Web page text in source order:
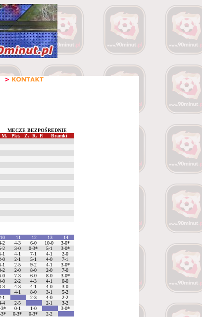
MECZE BEZPOŚREDNIE
M. Pkt. Z. R. P.
Bramki
10 11 12 13
14
2 4-3 6-0 10-0
3-0*
2 3-0 0-3* 5-1
3-0*
1 4-1 7-1 4-1
2-0
0 2-1 5-1 4-0
7-1
1 2-5 9-2 4-1
3-0*
2 2-0 8-0 2-0
7-0
0 7-3 6-0 8-0
3-0*
0 2-2 4-3 4-1
0-0
3 4-3 4-1 4-0
3-0
4-1 8-0 3-1
5-2
1 2-3 4-0
2-2
4 2-5 2-1
3-2
3* 0-1 1-0
3-0*
3* 0-3* 0-3* 2-2